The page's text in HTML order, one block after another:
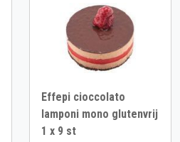
Effepi cioccolato
lamponi mono glutenvrij
1 x 9 st